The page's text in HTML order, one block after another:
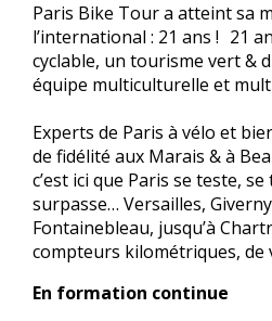
Paris Bike Tour a atteint sa
l’international : 21 ans ! 21
cyclable, un tourisme vert &
équipe multiculturelle et
Experts de Paris à vélo et
de fidélité aux Marais & à
c’est ici que Paris se teste,
surpasse… Versailles,
Fontainebleau, jusqu’à
compteurs kilométriques, de
En formation continue